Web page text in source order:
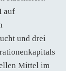
auf
und drei
Mittel im